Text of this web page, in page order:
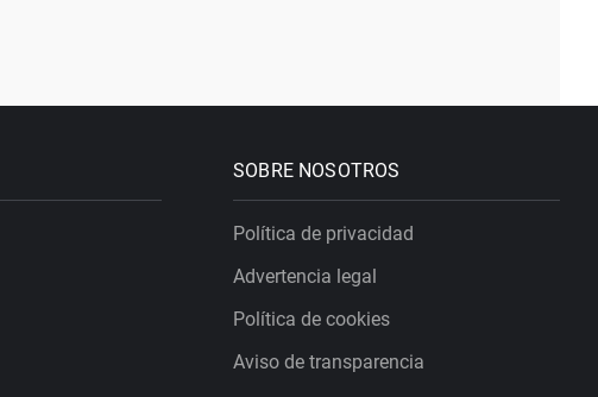
SOBRE NOSOTROS
Política de privacidad
Advertencia legal
Política de cookies
Aviso de transparencia